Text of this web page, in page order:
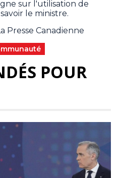
sur l'utilisation de
le ministre.
Presse Canadienne
POUR